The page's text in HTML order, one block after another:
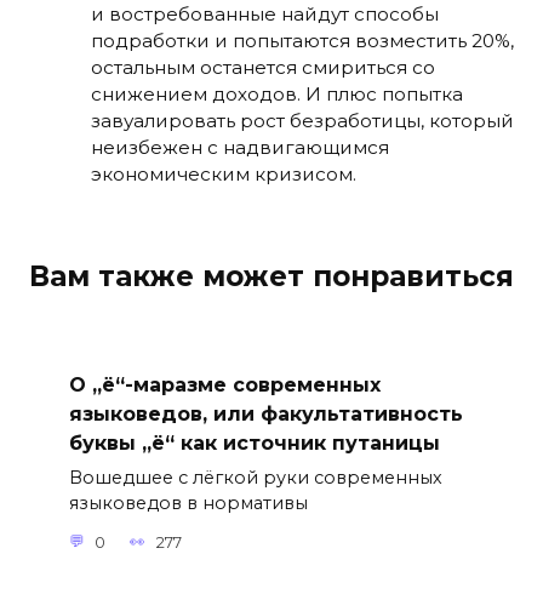
и востребованные найдут способы
подработки и попытаются возместить 20%,
остальным останется смириться со
снижением доходов. И плюс попытка
завуалировать рост безработицы, который
неизбежен с надвигающимся
экономическим кризисом.
Вам также может понравиться
О „ё“-маразме современных
языковедов, или факультативность
буквы „ё“ как источник путаницы
Вошедшее с лёгкой руки современных
языковедов в нормативы
0 277